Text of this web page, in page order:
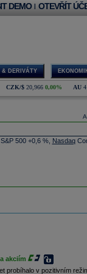
DEMO | OTEVŘÍT
& DERIVÁTY
CZK/$ 20,966 0,00% AU
500 +0,6 %, Nasdaq
za dnešní den je 0,831
ve spolupráci s
řekl generální ředitel
v Německu by
zvýšenou spotřebu
akciím
probíhalo v pozitivním